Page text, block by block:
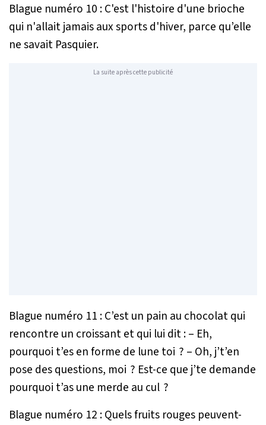
Blague numéro 10 : C'est l'histoire d'une brioche
qui n'allait jamais aux sports d'hiver, parce qu’elle
ne savait Pasquier.
La suite après cette publicité
Blague numéro 11 : C’est un pain au chocolat qui
rencontre un croissant et qui lui dit : – Eh,
pourquoi t’es en forme de lune toi ? – Oh, j’t’en
pose des questions, moi ? Est-ce que j’te demande
pourquoi t’as une merde au cul ?
Blague numéro 12 : Quels fruits rouges peuvent-